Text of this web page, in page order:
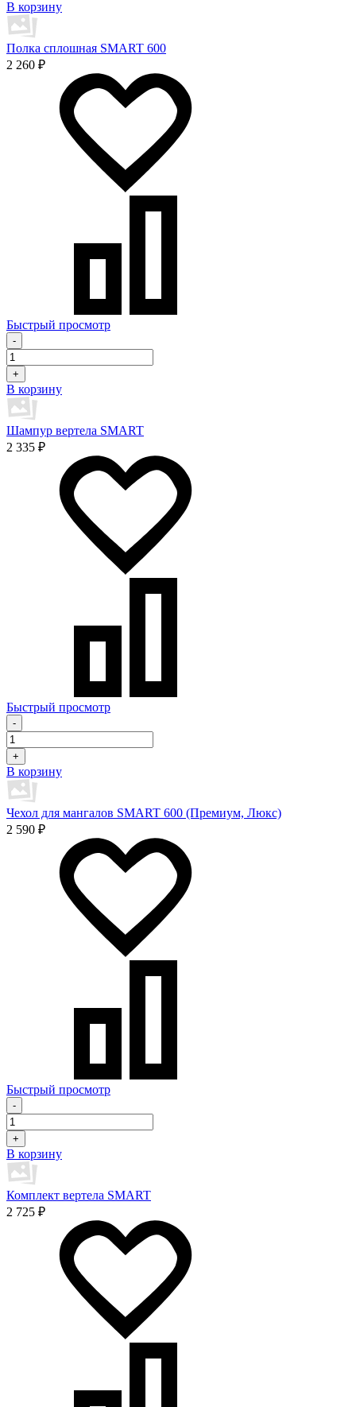
В корзину
Полка сплошная SMART 600
2 260 ₽
Быстрый просмотр
-
+
В корзину
Шампур вертела SMART
2 335 ₽
Быстрый просмотр
-
+
В корзину
Чехол для мангалов SMART 600 (Премиум, Люкс)
2 590 ₽
Быстрый просмотр
-
+
В корзину
Комплект вертела SMART
2 725 ₽